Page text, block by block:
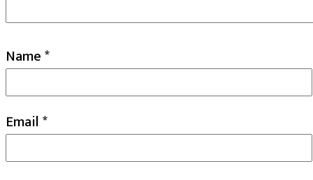
Name*
Email*